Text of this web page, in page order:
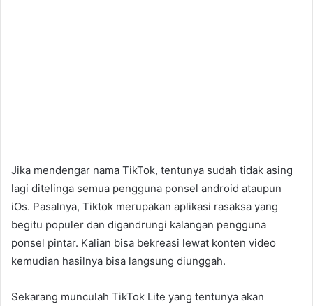
Jika mendengar nama TikTok, tentunya sudah tidak asing
lagi ditelinga semua pengguna ponsel android ataupun
iOs. Pasalnya, Tiktok merupakan aplikasi rasaksa yang
begitu populer dan digandrungi kalangan pengguna
ponsel pintar. Kalian bisa bekreasi lewat konten video
kemudian hasilnya bisa langsung diunggah.
Sekarang munculah TikTok Lite yang tentunya akan